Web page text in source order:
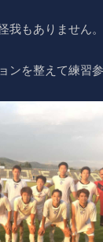
我もありません。
ンを整えて練習